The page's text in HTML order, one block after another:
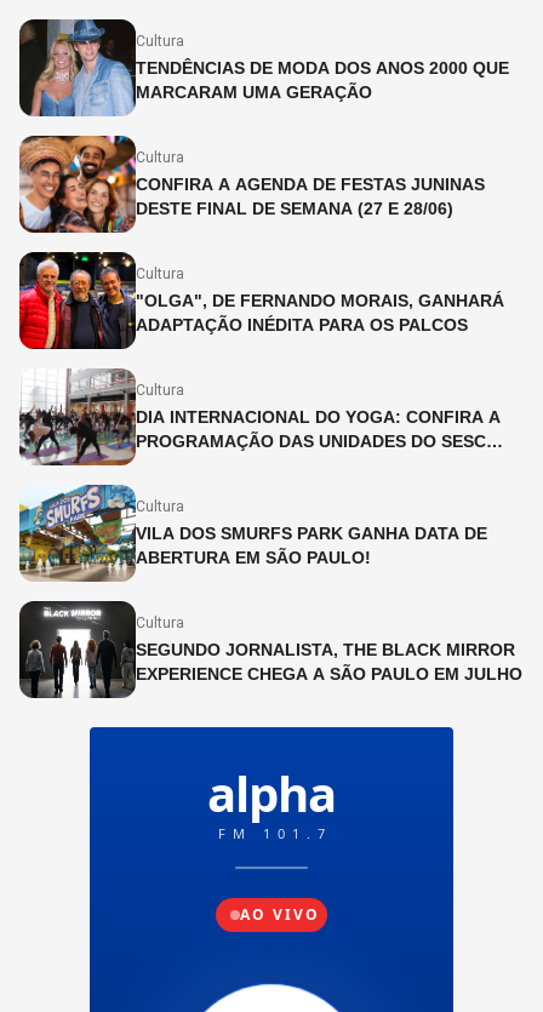
Cultura
TENDÊNCIAS DE MODA DOS ANOS 2000 QUE
MARCARAM UMA GERAÇÃO
Cultura
CONFIRA A AGENDA DE FESTAS JUNINAS
DESTE FINAL DE SEMANA (27 E 28/06)
Cultura
"OLGA", DE FERNANDO MORAIS, GANHARÁ
ADAPTAÇÃO INÉDITA PARA OS PALCOS
Cultura
DIA INTERNACIONAL DO YOGA: CONFIRA A
PROGRAMAÇÃO DAS UNIDADES DO SESC
Cultura
VILA DOS SMURFS PARK GANHA DATA DE
ABERTURA EM SÃO PAULO!
Cultura
SEGUNDO JORNALISTA, THE BLACK MIRROR
EXPERIENCE CHEGA A SÃO PAULO EM JULHO